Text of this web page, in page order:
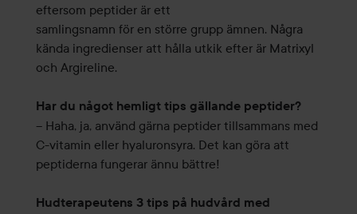
eftersom peptider är ett
samlingsnamn för en större grupp ämnen. Några
kända ingredienser att hålla utkik efter är Matrixyl
och Argireline.
Har du något hemligt tips gällande peptider?
– Haha, ja, använd gärna peptider tillsammans med
C-vitamin eller hyaluronsyra. Det kan göra att
peptiderna fungerar ännu bättre!
Hudterapeutens 3 tips på hudvård med